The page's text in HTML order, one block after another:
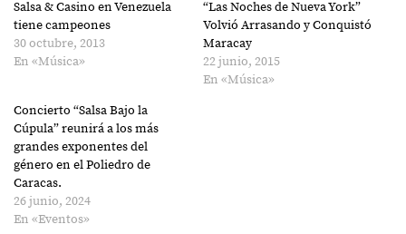
Salsa & Casino en Venezuela
tiene campeones
30 octubre, 2013
En «Música»
“Las Noches de Nueva York”
Volvió Arrasando y Conquistó
Maracay
22 junio, 2015
En «Música»
Concierto “Salsa Bajo la
Cúpula” reunirá a los más
grandes exponentes del
género en el Poliedro de
Caracas.
26 junio, 2024
En «Eventos»